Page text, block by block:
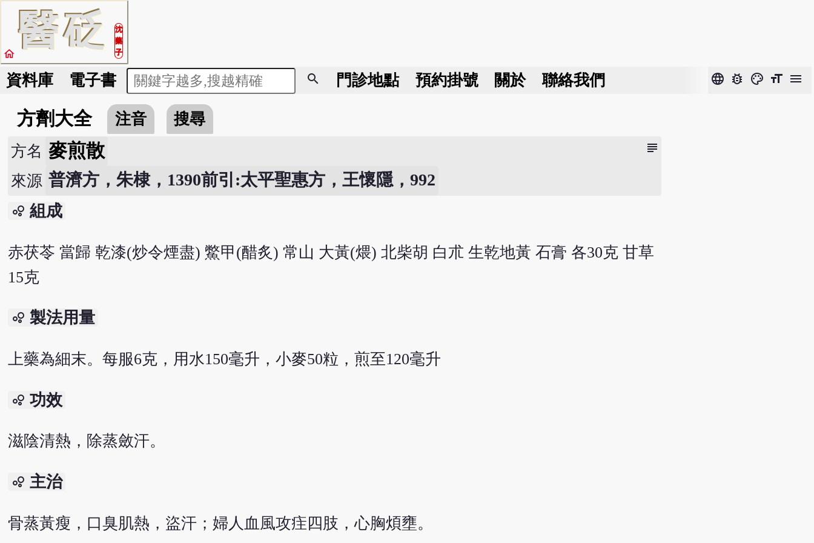
醫砭
沈
藥
子
home
資料庫 電子書 search 門診地點 預約掛號 關於 聯絡我們 language bug_report color_lens format_size menu
方劑大全 注音 搜尋
subject
方名 麥煎散
來源 普濟方，朱棣，1390前引:太平聖惠方，王懷隱，992
bubble_chart 組成
赤茯苓 當歸 乾漆(炒令煙盡) 鱉甲(醋炙) 常山 大黃(煨) 北柴胡 白朮 生乾地黃 石膏 各30克 甘草
15克
bubble_chart 製法用量
上藥為細末。每服6克，用水150毫升，小麥50粒，煎至120毫升
bubble_chart 功效
滋陰清熱，除蒸斂汗。
bubble_chart 主治
骨蒸黃瘦，口臭肌熱，盜汗；婦人血風攻疰四肢，心胸煩壅。